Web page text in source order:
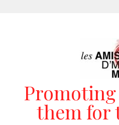
them for